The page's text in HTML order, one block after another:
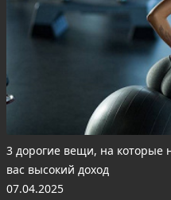
3 дорогие вещи, на которые
вас высокий доход
07.04.2025